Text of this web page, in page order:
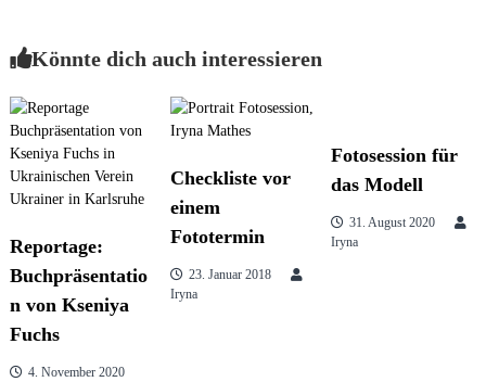
i
t
r
a
g
s
Könnte dich auch interessieren
Reportage:
Buchpräsentatio
n von Kseniya
Fuchs
4. November 2020
Checkliste vor
einem
Fototermin
23. Januar 2018
Iryna
Fotosession für
das Modell
31. August 2020
Iryna